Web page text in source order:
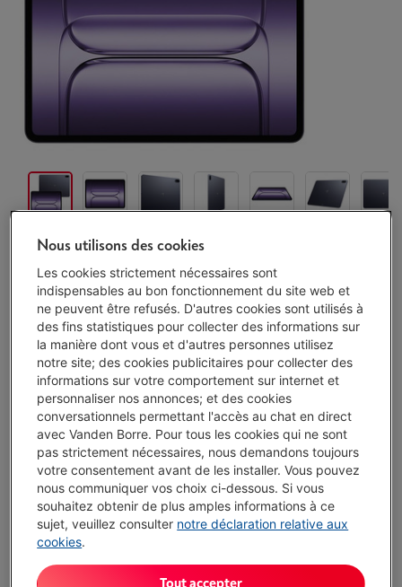
Exemple représentatif : OUVERTURE DE CRÉDIT À DURÉE INDÉTERMINÉE
de 1.500,00 EUR à un TAUX ANNUEL EFFECTIF GLOBAL de 14,50 % dont
0,02% du capital emprunté par mois de frais de carte (taux débiteur
VARIABLE de 14,23%), et un taux débiteur de 6,24%.
Disponibilité limitée- Voir le stock
€ 549,00
Ou 18 mensualités de € 32,04 -Plus d'infos
Taux débiteur 6,24%, Coût du crédit € 27,72
J'achète
Comparer
Nous utilisons des cookies
Les cookies strictement nécessaires sont
indispensables au bon fonctionnement du site web et
ne peuvent être refusés. D'autres cookies sont utilisés à
des fins statistiques pour collecter des informations sur
la manière dont vous et d'autres personnes utilisez
notre site; des cookies publicitaires pour collecter des
informations sur votre comportement sur internet et
personnaliser nos annonces; et des cookies
conversationnels permettant l'accès au chat en direct
avec Vanden Borre. Pour tous les cookies qui ne sont
pas strictement nécessaires, nous demandons toujours
votre consentement avant de les installer. Vous pouvez
nous communiquer vos choix ci-dessous. Si vous
souhaitez obtenir de plus amples informations à ce
sujet, veuillez consulter notre déclaration relative aux
cookies.